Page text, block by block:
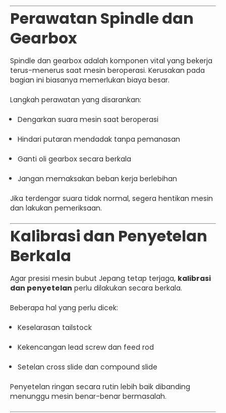
Perawatan Spindle dan
Gearbox
Spindle dan gearbox adalah komponen vital yang bekerja
terus-menerus saat mesin beroperasi. Kerusakan pada
bagian ini biasanya memerlukan biaya besar.
Langkah perawatan yang disarankan:
Dengarkan suara mesin saat beroperasi
Hindari putaran mendadak tanpa pemanasan
Ganti oli gearbox secara berkala
Jangan memaksakan beban kerja berlebihan
Jika terdengar suara tidak normal, segera hentikan mesin
dan lakukan pemeriksaan.
Kalibrasi dan Penyetelan
Berkala
Agar presisi mesin bubut Jepang tetap terjaga, kalibrasi
dan penyetelan perlu dilakukan secara berkala.
Beberapa hal yang perlu dicek:
Keselarasan tailstock
Kekencangan lead screw dan feed rod
Setelan cross slide dan compound slide
Penyetelan ringan secara rutin lebih baik dibanding
menunggu mesin benar-benar bermasalah.